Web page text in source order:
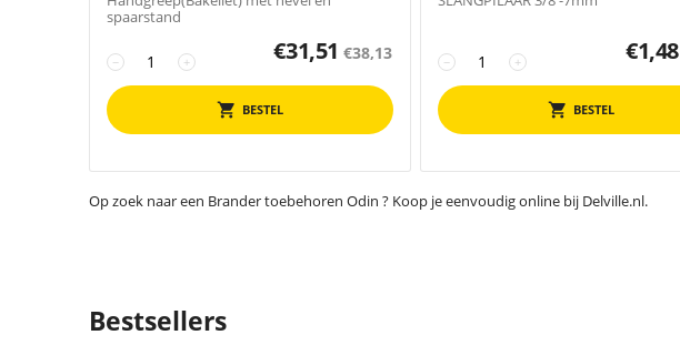
spaarstand
+
− €31,51 €38,13
BESTEL
+
− €1,48
BESTEL
Op zoek naar een Brander toebehoren Odin ? Koop je eenvoudig online bij Delville.nl.
Bestsellers